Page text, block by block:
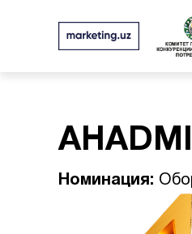
Номинация: